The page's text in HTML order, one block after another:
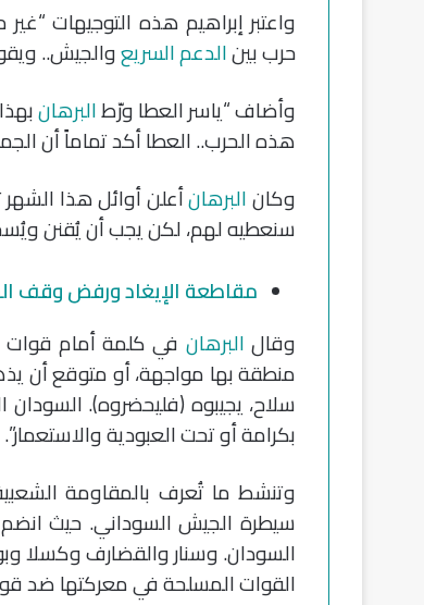
واعتبر إبراهيم هذه التوجيهات
حرب بينالدعم السريعوالجيش..
وأضاف “ياسر العطا ورّطالبرهان
هذه الحرب.. العطا أكد تماماً أن
وكانالبرهانأعلن أوائل هذا الشهر
سنعطيه لهم، لكن يجب أن يُقنن
مقاطعة الإيغاد ورفض وقف
وقالالبرهان في كلمة أمام قوات
منطقة بها مواجهة، أو متوقع أن
سلاح، يجيبوه (فليحضروه).
بكرامة أو تحت العبودية والاستعمار”.
وتنشط ما تُعرف بالمقاومة
سيطرة الجيش السوداني. حيث
السودان. وسنار والقضارف وكسلا
القوات المسلحة في معركتها ضد